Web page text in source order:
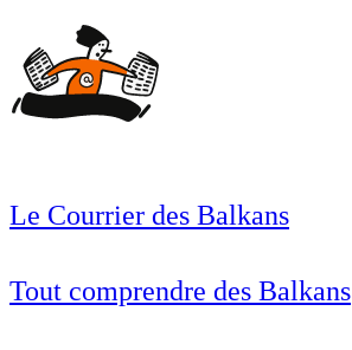
Le Courrier des Balkans
Tout comprendre des Balkans